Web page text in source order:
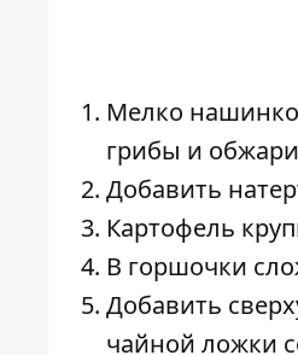
Мелко
грибы и
Добавить
Картофель
В горшочки
Добавить
чайной ложки